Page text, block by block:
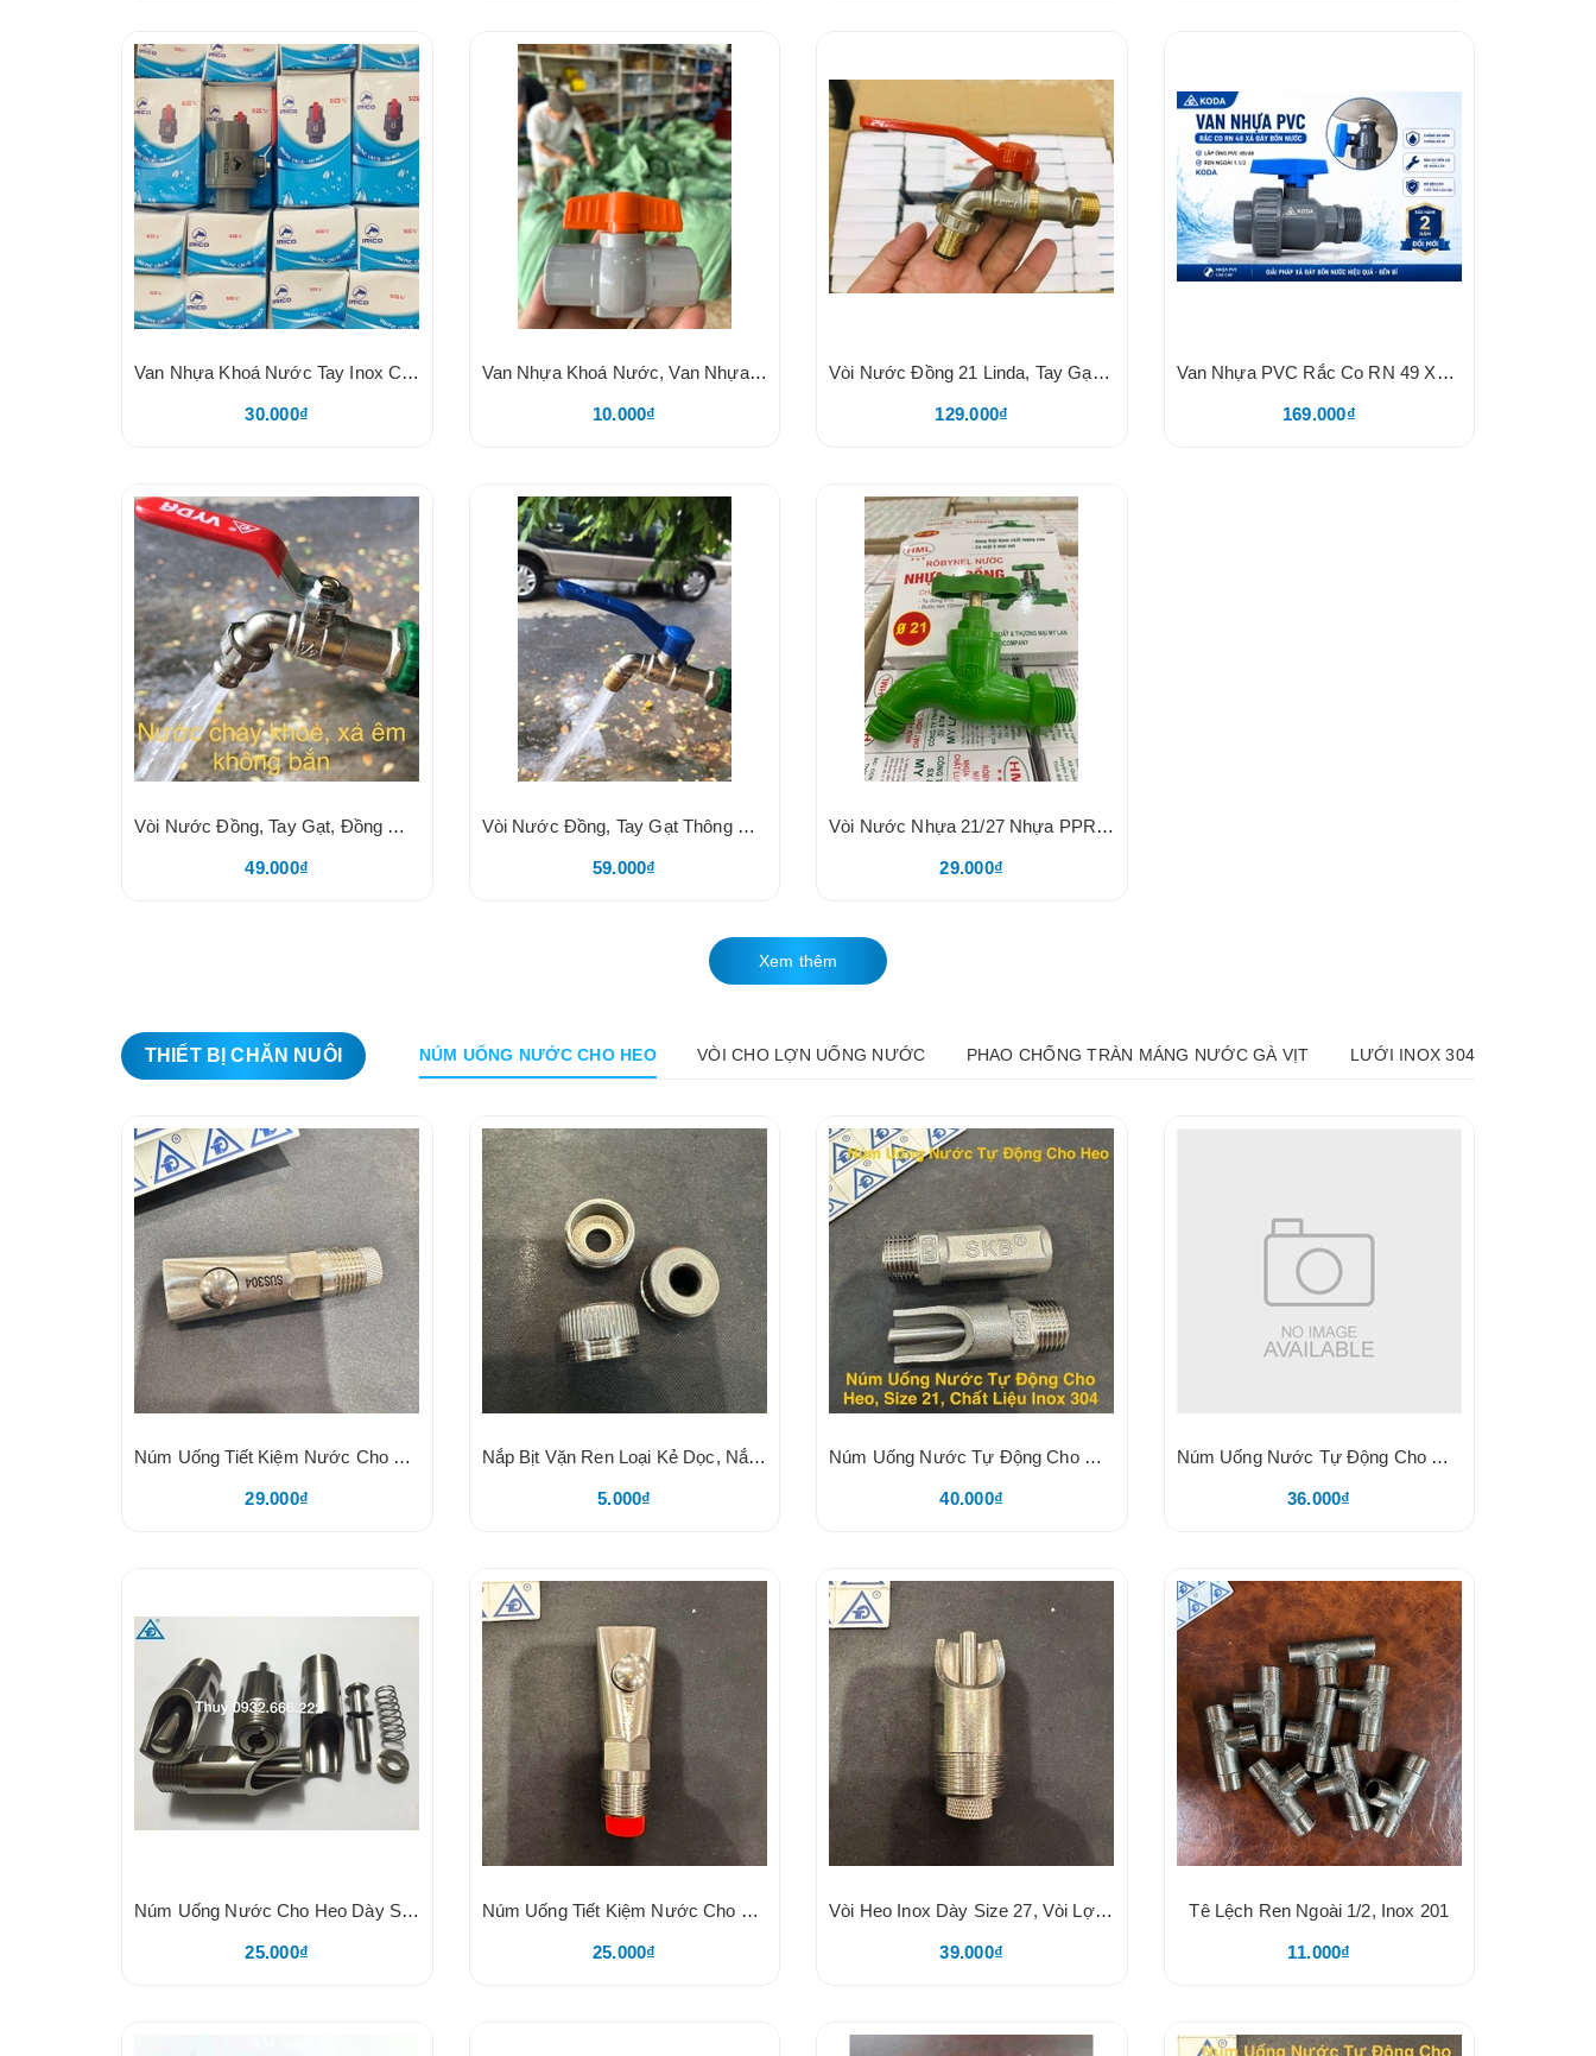
Van Nhựa Khoá Nước Tay Inox Cầu Bi Xi, Tay Inox Chuẩn 304, Tay Gạt Nhẹ
30.000₫
Van Nhựa Khoá Nước, Van Nhựa PVC Tay Cam, Không Vỏ Hộp, Cam Kết Kín Nước, Van Có Chân, Nhựa Dày Bóng, Tay Vặn Nhẹ, BH 24T Đổi Mới
10.000₫
Vòi Nước Đồng 21 Linda, Tay Gạt Thông Minh 2 Chiều, Đầu Vòi Lắp Máy Giặt Và Khớp Nối Nhanh
129.000₫
Van Nhựa PVC Rắc Co RN 49 Xả Đáy Bồn Nước, Lắp Ống PVC 49/48, Ren Ngoài 1.1/2, KODA (BH2 Năm Đổi Mới)
169.000₫
Vòi Nước Đồng, Tay Gạt, Đồng Mạ Crom Bền Màu, Nước Xả Êm, Hàng Dày Vyda
49.000₫
Vòi Nước Đồng, Tay Gạt Thông Minh, Thân Đồng, Kiểu Thái, Size 21/27
59.000₫
Vòi Nước Nhựa 21/27 Nhựa PPR, Chất Liệu Nhựa Chịu Nhiệt, Ty Đồng, HML
29.000₫
Xem thêm
THIẾT BỊ CHĂN NUÔI NÚM UỐNG NƯỚC CHO HEO VÒI CHO LỢN UỐNG NƯỚC PHAO CHỐNG TRÀN MÁNG NƯỚC GÀ VỊT LƯỚI INOX 304
Núm Uống Tiết Kiệm Nước Cho Heo Dạng Núm Mỏ Vịt
29.000₫
Nắp Bịt Vặn Ren Loại Kẻ Dọc, Nắp Vặn Cho Núm Heo Inox
5.000₫
Núm Uống Nước Tự Động Cho Heo. Size 21, Chất Liệu Inox 304, SKB
40.000₫
Núm Uống Nước Tự Động Cho Heo, Chuẩn Inox 304 KODA
36.000₫
Núm Uống Nước Cho Heo Dày Size 21, Chất Liệu Inox, Nắp Vặn 2 Cạnh, Bóng Dày Loại 1, Không Logo
25.000₫
Núm Uống Tiết Kiệm Nước Cho Heo, Núm Mỏ Vịt, Chất Liệu 304, Nắp Vặn Nhựa Đỏ, Nặng 116g
25.000₫
Vòi Heo Inox Dày Size 27, Vòi Lợn 27, Núm Uống Nước Cho Heo, Nắp Vặn Inox Loại Dày
39.000₫
Tê Lệch Ren Ngoài 1/2, Inox 201
11.000₫